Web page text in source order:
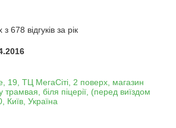
678 відгуків за рік
19, ТЦ МегаСіті, 2 поверх, магазин
трамвая, біля піцерії, (перед виїздом
Київ, Україна